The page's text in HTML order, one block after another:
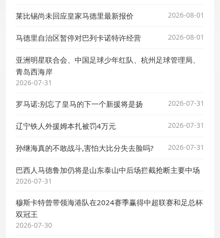
莱比锡尚未回应皇家马德里最新报价 2026-08-01
马德里自治区暂停对巴列卡诺特许经营 2026-08-01
亚洲明星联合会、中国足球少年红队、杭州足球管理局、
青岛西海岸
2026-07-31
罗马诺:别忘了皇马的下一个新援将是扬 2026-07-31
辽宁铁人外援姆本扎被罚4万元 2026-07-31
孙继海真的不敢战斗,害怕大比分失去脸吗? 2026-07-31
巴西人马德鲁加仍将是山东泰山中后场拦截抢断主要中场
2026-07-31
穆斯卡特曾带领海港队在2024赛季赢得中超联赛和足总杯
双冠王
2026-07-30